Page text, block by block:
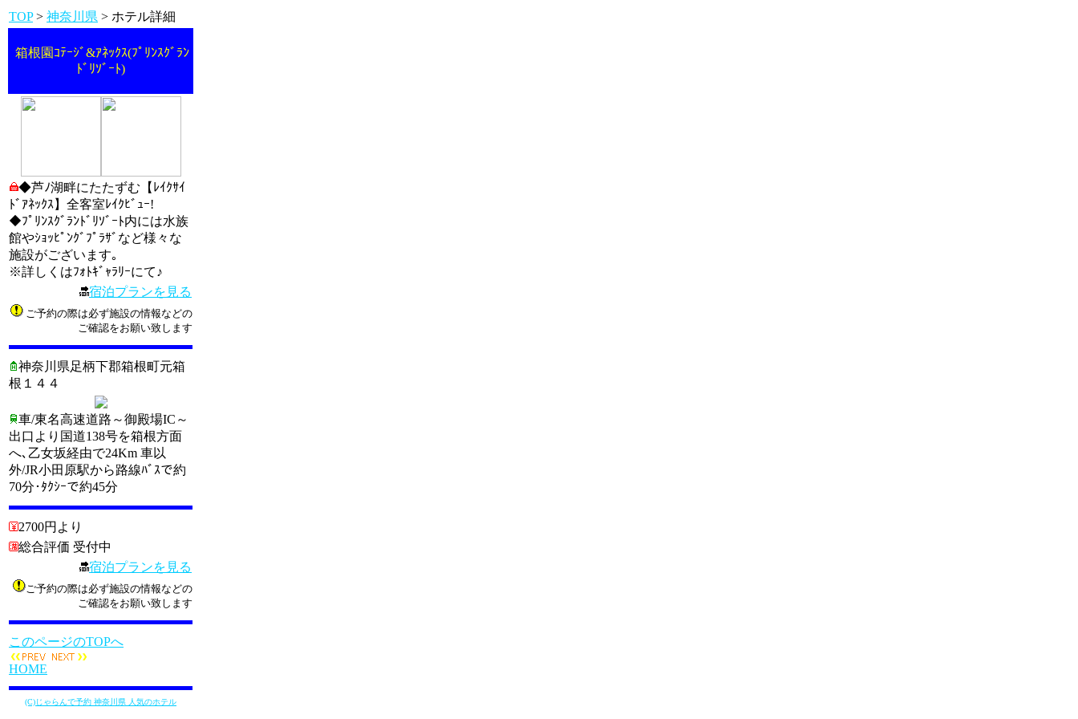
TOP> 神奈川県 > ホテル詳細
箱根園ｺﾃｰｼﾞ&ｱﾈｯｸｽ(ﾌﾟﾘﾝｽｸﾞﾗﾝ
ﾄﾞﾘｿﾞｰﾄ)
◆芦ﾉ湖畔にたたずむ【ﾚｲｸｻｲ
ﾄﾞｱﾈｯｸｽ】全客室ﾚｲｸﾋﾞｭｰ!
◆ﾌﾟﾘﾝｽｸﾞﾗﾝﾄﾞﾘｿﾞｰﾄ内には水族
館やｼｮｯﾋﾟﾝｸﾞﾌﾟﾗｻﾞなど様々な
施設がございます｡
※詳しくはﾌｫﾄｷﾞｬﾗﾘｰにて♪
宿泊プランを見る
ご予約の際は必ず施設の情報などの
ご確認をお願い致します
神奈川県足柄下郡箱根町元箱
根１４４
車/東名高速道路～御殿場IC～
出口より国道138号を箱根方面
へ､乙女坂経由で24Km 車以
外/JR小田原駅から路線ﾊﾞｽで約
70分･ﾀｸｼｰで約45分
2700円より
総合評価 受付中
宿泊プランを見る
ご予約の際は必ず施設の情報などの
ご確認をお願い致します
このページのTOPへ
HOME
(C)じゃらんで予約 神奈川県 人気のホテル